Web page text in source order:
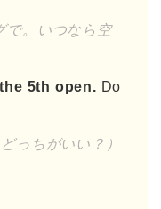
で。いつなら空
5th open. Do
っちがいい？）